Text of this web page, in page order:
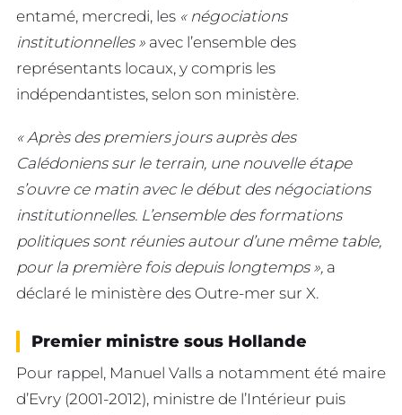
entamé, mercredi, les « négociations
institutionnelles » avec l’ensemble des
représentants locaux, y compris les
indépendantistes, selon son ministère.
« Après des premiers jours auprès des
Calédoniens sur le terrain, une nouvelle étape
s’ouvre ce matin avec le début des négociations
institutionnelles. L’ensemble des formations
politiques sont réunies autour d’une même table,
pour la première fois depuis longtemps », a
déclaré le ministère des Outre-mer sur X.
Premier ministre sous Hollande
Pour rappel, Manuel Valls a notamment été maire
d’Evry (2001-2012), ministre de l’Intérieur puis